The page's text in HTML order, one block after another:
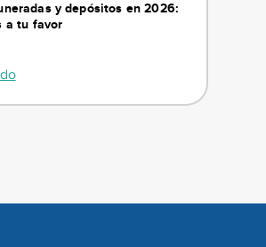
y depósitos en 2026:
a tu favor